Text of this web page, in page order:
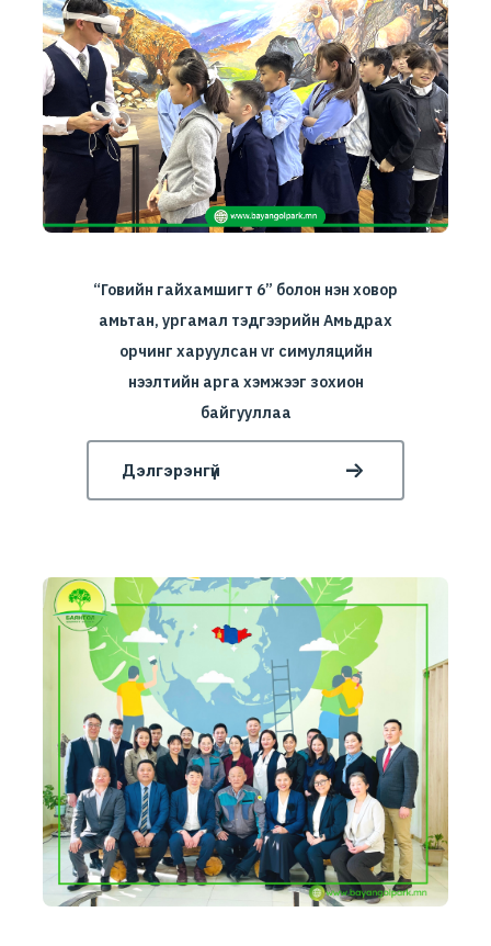
“Говийн гайхамшигт 6” болон нэн ховор
амьтан, ургамал тэдгээрийн Амьдрах
орчинг харуулсан vr симуляцийн
нээлтийн арга хэмжээг зохион
байгууллаа
Дэлгэрэнгүй